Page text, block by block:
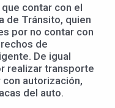
contar con el
de Tránsito, quien
por no contar con
de
De igual
realizar transporte
autorización,
del auto.